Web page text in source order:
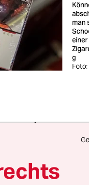
man
einer
g
Bundesrat
am Freitag